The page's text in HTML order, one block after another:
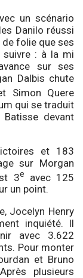
un scénario
Danilo réussi
folie que ses
suivre : à la mi
sur ses
Dalbis chute
Simon Quere
qui se traduit
devant
et 183
sur Morgan
3e
avec 125
un point.
Jocelyn Henry
inquiété. Il
avec 3.622
Pour monter
et Bruno
plusieurs